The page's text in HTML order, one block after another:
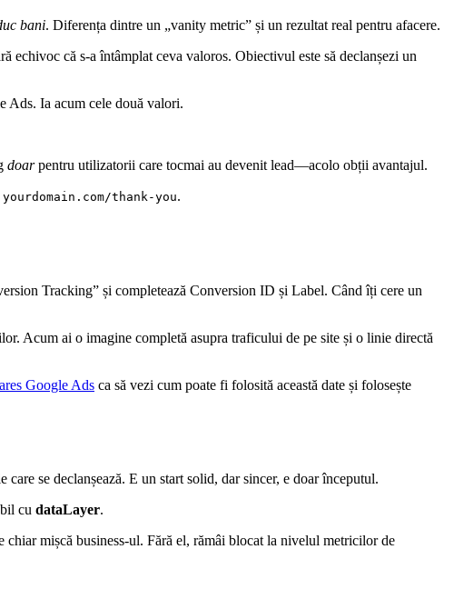
bani. Diferența dintre un „vanity metric” și un rezultat real pentru afacere.
că s-a întâmplat ceva valoros. Obiectivul este să declanșezi un
Ads. Ia acum cele două valori.
doarpentru utilizatorii care tocmai au devenit lead—acolo obții avantajul.
yourdomain.com/thank-you.
Tracking” și completează Conversion ID și Label. Când îți cere un
Acum ai o imagine completă asupra traficului de pe site și o linie directă
Google Ads ca să vezi cum poate fi folosită această date și folosește
se declanșează. E un start solid, dar sincer, e doar începutul.
cu dataLayer.
mișcă business-ul. Fără el, rămâi blocat la nivelul metricilor de